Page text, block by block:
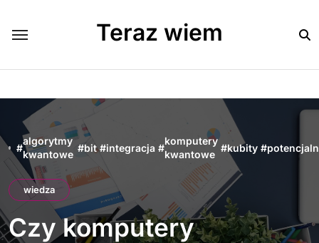
content
Teraz wiem
#
algorytmy
kwantowe
#bit #integracja #
komputery
kwantowe
#kubity #
wiedza
Czy komputery